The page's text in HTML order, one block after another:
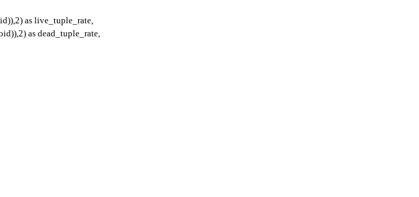
as live_tuple_rate,
as dead_tuple_rate,